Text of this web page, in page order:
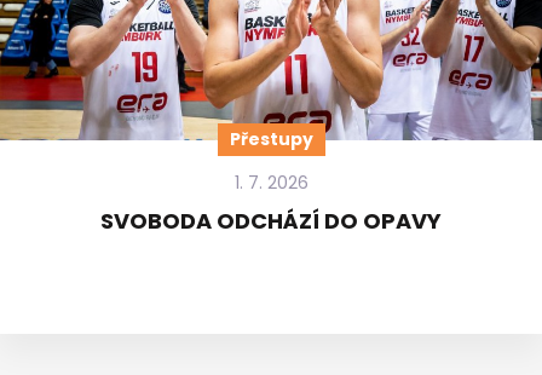
Přestupy
1. 7. 2026
SVOBODA ODCHÁZÍ DO OPAVY